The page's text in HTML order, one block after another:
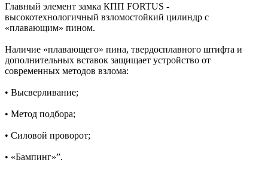
Главный элемент замка КПП FORTUS -
высокотехнологичный взломостойкий цилиндр c
«плавающим» пином.
Наличие «плавающего» пина, твердосплавного штифта и
дополнительных вставок защищает устройство от
современных методов взлома:
• Высверливание;
• Метод подбора;
• Силовой проворот;
• «Бампинг»”.